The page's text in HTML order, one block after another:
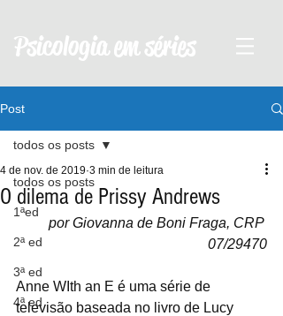
Psicologia em séries
Post
todos os posts
1ªed
2ª ed
3ª ed
4ª ed
todos os posts
O dilema de Prissy Andrews
4 de nov. de 2019 3 min de leitura
por Giovanna de Boni Fraga, CRP
07/29470
Anne WIth an E é uma série de
televisão baseada no livro de Lucy